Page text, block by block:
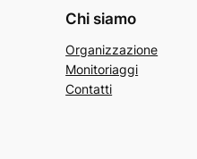
Chi siamo
Organizzazione
Monitoriaggi
Contatti